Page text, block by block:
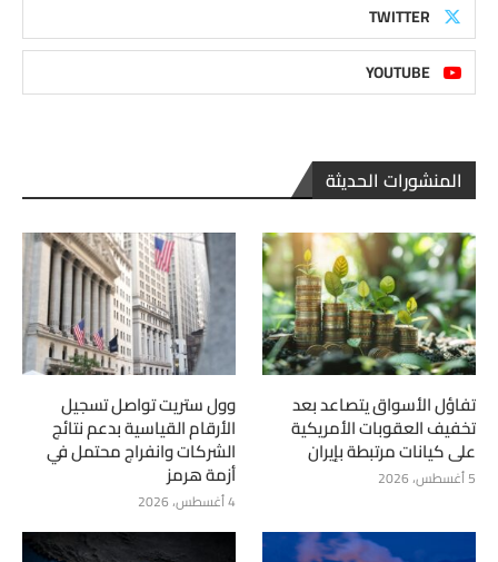
TWITTER
YOUTUBE
المنشورات الحديثة
تفاؤل الأسواق يتصاعد بعد
تخفيف العقوبات الأمريكية
على كيانات مرتبطة بإيران
5 أغسطس، 2026
وول ستريت تواصل تسجيل
الأرقام القياسية بدعم نتائج
الشركات وانفراج محتمل في
أزمة هرمز
4 أغسطس، 2026